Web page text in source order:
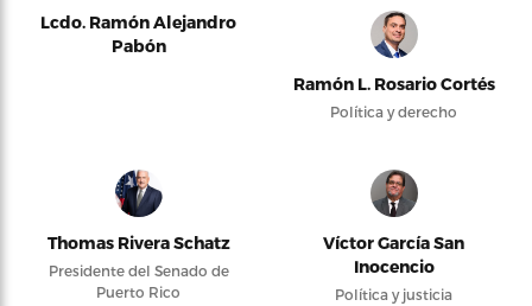
Lcdo. Ramón Alejandro
Pabón
Ramón L. Rosario Cortés
Política y derecho
Thomas Rivera Schatz
Presidente del Senado de
Puerto Rico
Víctor García San
Inocencio
Política y justicia